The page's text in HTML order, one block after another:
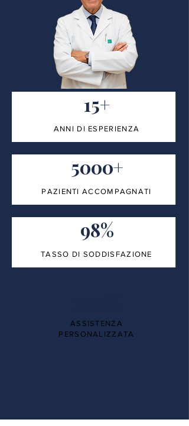
15+
ANNI DI ESPERIENZA
5000+
PAZIENTI ACCOMPAGNATI
98%
TASSO DI SODDISFAZIONE
ASSISTENZA
PERSONALIZZATA